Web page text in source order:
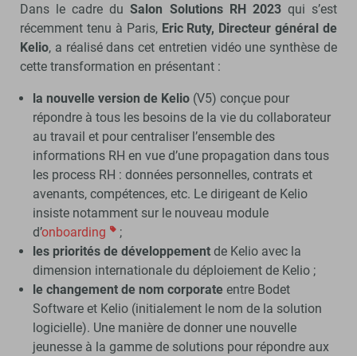
Dans le cadre duSalon Solutions RH 2023qui s’est
récemment tenu à Paris, Eric Ruty, Directeur général de
Kelio, a réalisé dans cet entretien vidéo une synthèse de
cette transformation en présentant :
la nouvelle version de Kelio(V5) conçue pour
répondre à tous les besoins de la vie du collaborateur
au travail et pour centraliser l’ensemble des
informations RH en vue d’une propagation dans tous
les process RH : données personnelles, contrats et
avenants, compétences, etc. Le dirigeant de Kelio
insiste notamment sur le nouveau module
d’onboarding
;
les priorités de développementde Kelio avec la
dimension internationale du déploiement de Kelio ;
le changement de nom corporateentre Bodet
Software et Kelio (initialement le nom de la solution
logicielle). Une manière de donner une nouvelle
jeunesse à la gamme de solutions pour répondre aux